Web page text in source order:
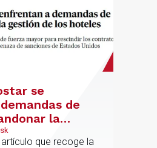
se
de
la
hoteles
artículo que recoge la